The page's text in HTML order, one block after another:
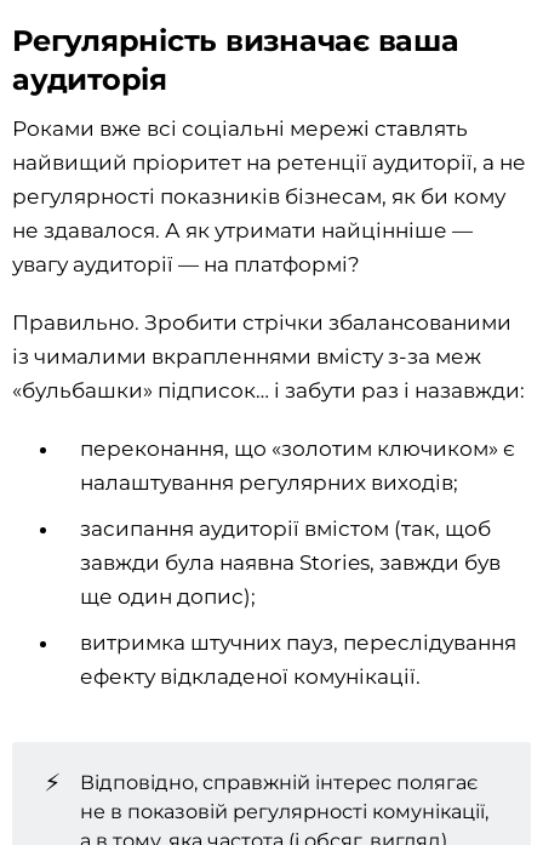
Регулярність визначає ваша
аудиторія
Роками вже всі соціальні мережі ставлять
найвищий пріоритет на ретенції аудиторії, а не
регулярності показників бізнесам, як би кому
не здавалося. А як утримати найцінніше —
увагу аудиторії — на платформі?
Правильно. Зробити стрічки збалансованими
із чималими вкрапленнями вмісту з-за меж
«бульбашки» підписок… і забути раз і назавжди:
переконання, що «золотим ключиком» є
налаштування регулярних виходів;
засипання аудиторії вмістом (так, щоб
завжди була наявна Stories, завжди був
ще один допис);
витримка штучних пауз, переслідування
ефекту відкладеної комунікації.
⚡
Відповідно, справжній інтерес полягає
не в показовій регулярності комунікації,
а в тому, яка частота (і обсяг, вигляд)